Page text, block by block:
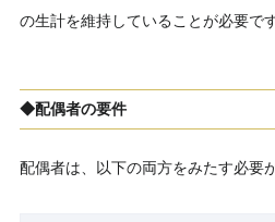
の生計を維持していることが必要です
◆配偶者の要件
配偶者は、以下の両方をみたす必要